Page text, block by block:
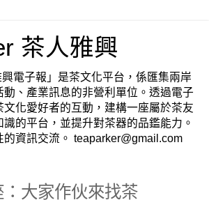
茶人雅興
興電子報」是茶文化平台，係匯集兩岸
動、產業訊息的非營利單位。透過電子
化愛好者的互動，建構一座屬於茶友
的平台，並提升對茶器的品鑑能力。
的資訊交流。 teaparker@gmail.com
大家作伙來找茶